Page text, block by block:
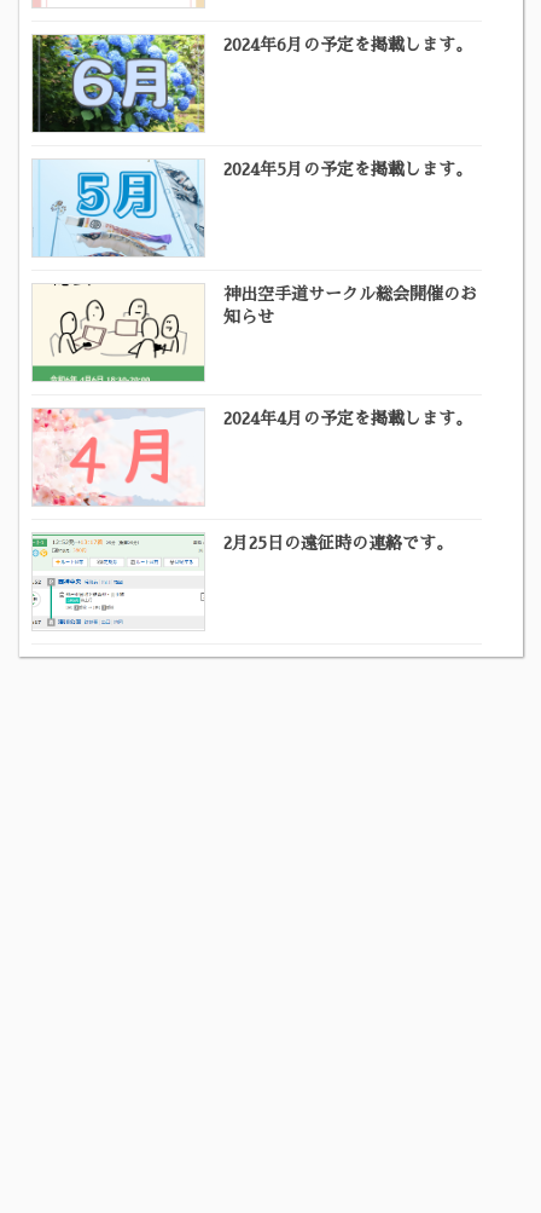
2024年6月の予定を掲載します。
2024年5月の予定を掲載します。
神出空手道サークル総会開催のお
知らせ
2024年4月の予定を掲載します。
2月25日の遠征時の連絡です。